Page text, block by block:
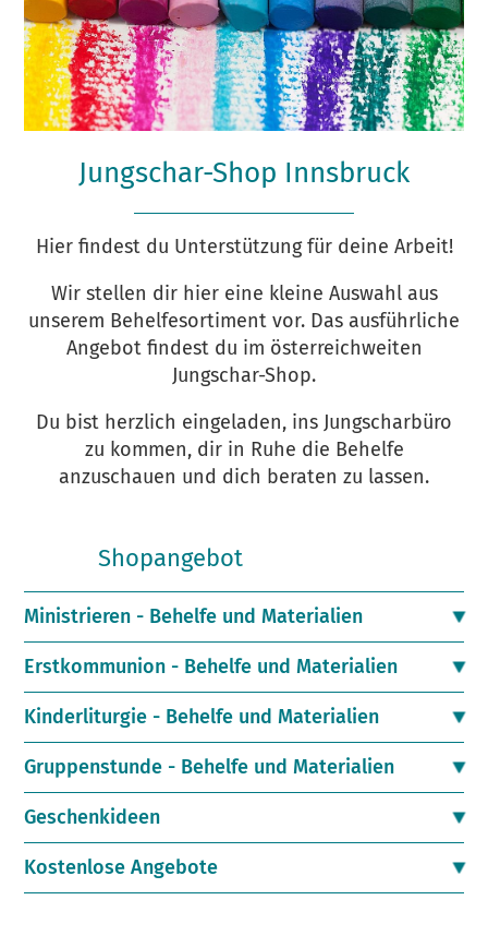
Jungschar-Shop Innsbruck
Hier findest du Unterstützung für deine Arbeit!
Wir stellen dir hier eine kleine Auswahl aus
unserem Behelfesortiment vor. Das ausführliche
Angebot findest du im österreichweiten
Jungschar-Shop.
Du bist herzlich eingeladen, ins Jungscharbüro
zu kommen, dir in Ruhe die Behelfe
anzuschauen und dich beraten zu lassen.
Shopangebot
Ministrieren - Behelfe und Materialien
Erstkommunion - Behelfe und Materialien
Kinderliturgie - Behelfe und Materialien
Gruppenstunde - Behelfe und Materialien
Geschenkideen
Kostenlose Angebote